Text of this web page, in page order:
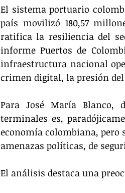
El sistema portuario
país movilizó 180,57
ratifica la resiliencia del
informe Puertos de
infraestructura nacional
crimen digital, la presión
Para José María Blanco,
terminales es,
economía colombiana,
amenazas políticas, de
El análisis destaca una